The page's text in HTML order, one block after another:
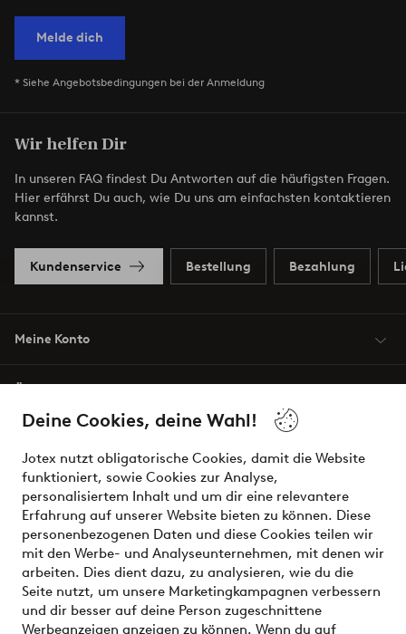
Deine Cookies, deine Wahl!
Jotex nutzt obligatorische Cookies, damit die Website
funktioniert, sowie Cookies zur Analyse,
personalisiertem Inhalt und um dir eine relevantere
Erfahrung auf unserer Website bieten zu können. Diese
personenbezogenen Daten und diese Cookies teilen wir
mit den Werbe- und Analyseunternehmen, mit denen wir
arbeiten. Dies dient dazu, zu analysieren, wie du die
Seite nutzt, um unsere Marketingkampagnen verbessern
und dir besser auf deine Person zugeschnittene
Werbeanzeigen anzeigen zu können. Wenn du auf
Melde dich
* Siehe Angebotsbedingungen bei der Anmeldung
Wir helfen Dir
In unseren FAQ findest Du Antworten auf die häufigsten Fragen.
Hier erfährst Du auch, wie Du uns am einfachsten kontaktieren
kannst.
Kundenservice Bestellung Bezahlung
Meine Konto
Bedingungen
Sichere Zahlungen - Jetzt bezahlen oder aufteilen
Möchtest du mehr über unsere
Zahlungsmöglichkeitenerfahren?